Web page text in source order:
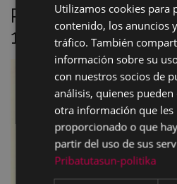
Puente de Amaña,
1966,
Utilizamos cookies para
contenido, los anuncios
tráfico. También
información sobre su
con nuestros socios de
análisis, quienes
otra información que les
proporcionado o que
partir del uso de sus
Pribatutasun-politika